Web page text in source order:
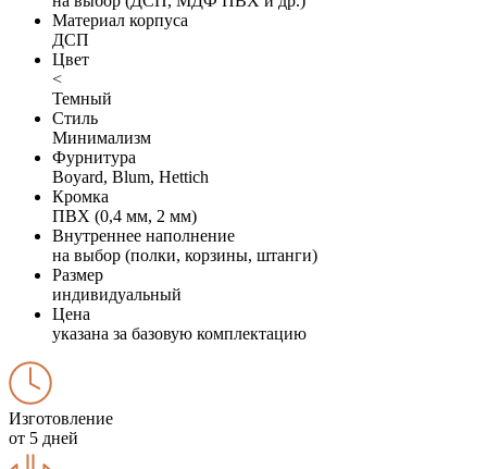
Материал корпуса
ДСП
Цвет
<
Темный
Стиль
Минимализм
Фурнитура
Boyard, Blum, Hettich
Кромка
ПВХ (0,4 мм, 2 мм)
Внутреннее наполнение
на выбор (полки, корзины, штанги)
Размер
индивидуальный
Цена
указана за базовую комплектацию
Изготовление
от 5 дней